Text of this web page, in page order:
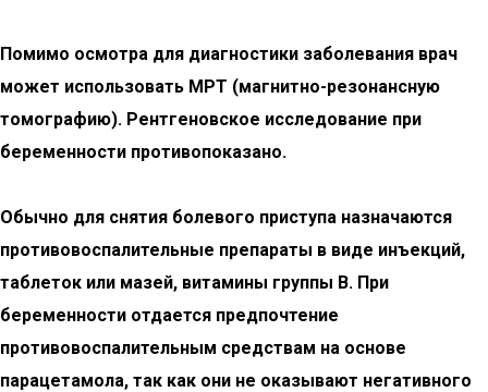
Помимо осмотра для диагностики заболевания врач
может использовать МРТ (магнитно-резонансную
томографию). Рентгеновское исследование при
беременности противопоказано.
Обычно для снятия болевого приступа назначаются
противовоспалительные препараты в виде инъекций,
таблеток или мазей, витамины группы В. При
беременности отдается предпочтение
противовоспалительным средствам на основе
парацетамола, так как они не оказывают негативного